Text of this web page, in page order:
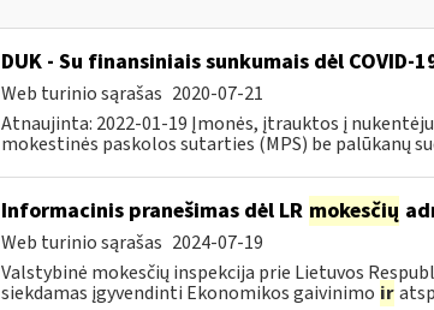
DUK - Su finansiniais sunkumais dėl
Web turinio sąrašas 2020-07-21
Atnaujinta: 2022-01-19 Įmonės, įtrauktos į
mokestinės paskolos sutarties (MPS) be palūkanų
Informacinis pranešimas dėl LR mokesčių
Web turinio sąrašas 2024-07-19
Valstybinė mokesčių inspekcija prie Lietuvos
siekdamas įgyvendinti Ekonomikos gaivinimo ir